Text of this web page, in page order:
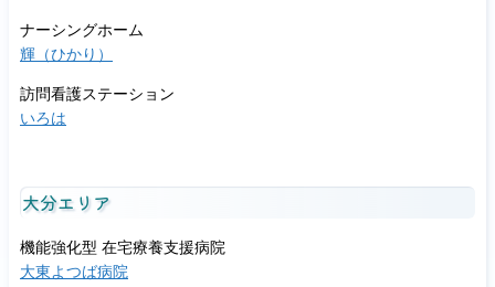
ナーシングホーム
輝（ひかり）
訪問看護ステーション
いろは
大分エリア
機能強化型 在宅療養支援病院
大東よつば病院